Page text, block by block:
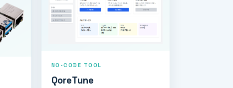
NO-CODE TOOL
QoreTune